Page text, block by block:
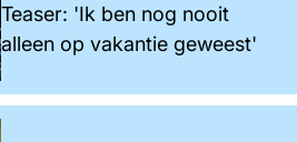
Teaser: 'Ik ben nog nooit
alleen op vakantie geweest'